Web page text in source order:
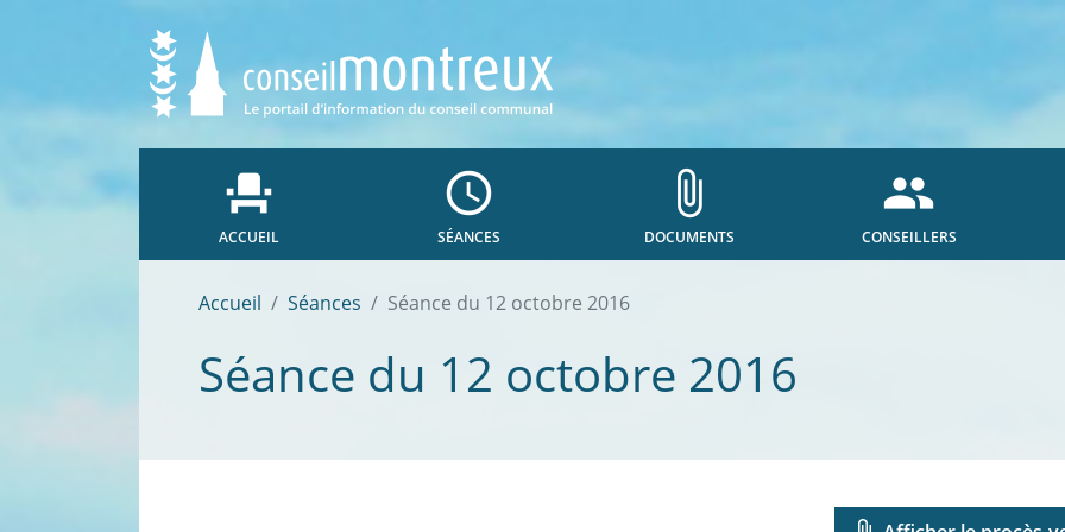
event_seat
ACCUEIL
access_time
SÉANCES
attach_file
DOCUMENTS
people
CONSEILLERS
Accueil Séances Séance du 12 octobre 2016
Séance du 12 octobre 2016